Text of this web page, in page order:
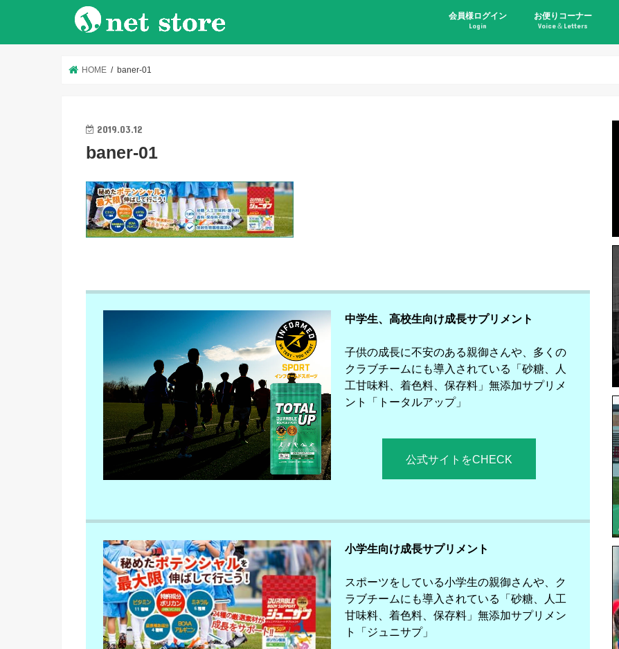
会員様ログイン
Login
お便りコーナー
Voice＆Letters
HOME baner-01
2019.03.12
baner-01
中学生、高校生向け成長サプリメント
子供の成長に不安のある親御さんや、多くの
クラブチームにも導入されている「砂糖、人
工甘味料、着色料、保存料」無添加サプリメ
ント「トータルアップ」
公式サイトをCHECK
小学生向け成長サプリメント
スポーツをしている小学生の親御さんや、ク
ラブチームにも導入されている「砂糖、人工
甘味料、着色料、保存料」無添加サプリメン
ト「ジュニサプ」